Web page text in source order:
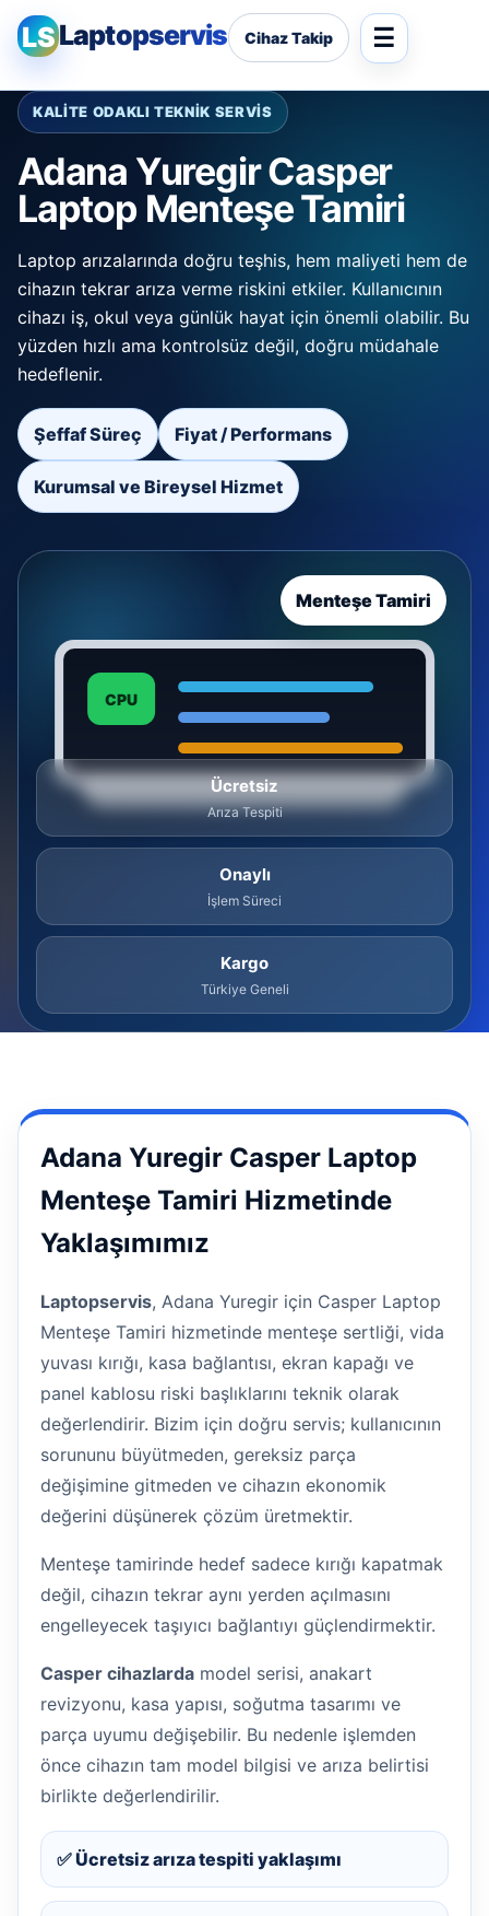
LSLaptopservis Cihaz Takip
KALİTE ODAKLI TEKNİK SERVİS
Adana Yuregir Casper
Laptop Menteşe Tamiri
Laptop arızalarında doğru teşhis, hem maliyeti hem de
cihazın tekrar arıza verme riskini etkiler. Kullanıcının
cihazı iş, okul veya günlük hayat için önemli olabilir. Bu
yüzden hızlı ama kontrolsüz değil, doğru müdahale
hedeflenir.
Şeffaf Süreç Fiyat / Performans
Kurumsal ve Bireysel Hizmet
CPU
Menteşe Tamiri
Ücretsiz
Arıza Tespiti
Onaylı
İşlem Süreci
Kargo
Türkiye Geneli
Adana Yuregir Casper Laptop
Menteşe Tamiri Hizmetinde
Yaklaşımımız
Laptopservis, Adana Yuregir için Casper Laptop
Menteşe Tamiri hizmetinde menteşe sertliği, vida
yuvası kırığı, kasa bağlantısı, ekran kapağı ve
panel kablosu riski başlıklarını teknik olarak
değerlendirir. Bizim için doğru servis; kullanıcının
sorununu büyütmeden, gereksiz parça
değişimine gitmeden ve cihazın ekonomik
değerini düşünerek çözüm üretmektir.
Menteşe tamirinde hedef sadece kırığı kapatmak
değil, cihazın tekrar aynı yerden açılmasını
engelleyecek taşıyıcı bağlantıyı güçlendirmektir.
Casper cihazlarda model serisi, anakart
revizyonu, kasa yapısı, soğutma tasarımı ve
parça uyumu değişebilir. Bu nedenle işlemden
önce cihazın tam model bilgisi ve arıza belirtisi
birlikte değerlendirilir.
✅ Ücretsiz arıza tespiti yaklaşımı